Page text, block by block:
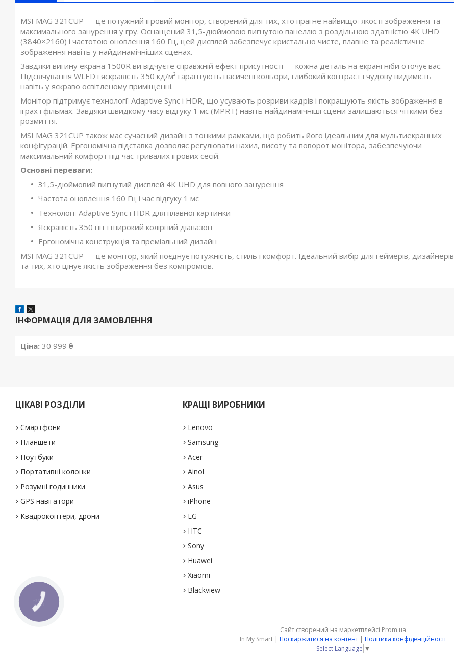
MSI MAG 321CUP — це потужний ігровий монітор, створений для тих, хто прагне найвищої якості зображення та
максимального занурення у гру. Оснащений 31,5-дюймовою вигнутою панеллю з роздільною здатністю 4K UHD
(3840×2160) і частотою оновлення 160 Гц, цей дисплей забезпечує кристально чисте, плавне та реалістичне
зображення навіть у найдинамічніших сценах.
Завдяки вигину екрана 1500R ви відчуєте справжній ефект присутності — кожна деталь на екрані ніби оточує вас.
Підсвічування WLED і яскравість 350 кд/м² гарантують насичені кольори, глибокий контраст і чудову видимість
навіть у яскраво освітленому приміщенні.
Монітор підтримує технології Adaptive Sync і HDR, що усувають розриви кадрів і покращують якість зображення в
іграх і фільмах. Завдяки швидкому часу відгуку 1 мс (MPRT) навіть найдинамічніші сцени залишаються чіткими без
розмиття.
MSI MAG 321CUP також має сучасний дизайн з тонкими рамками, що робить його ідеальним для мультиекранних
конфігурацій. Ергономічна підставка дозволяє регулювати нахил, висоту та поворот монітора, забезпечуючи
максимальний комфорт під час тривалих ігрових сесій.
Основні переваги:
31,5-дюймовий вигнутий дисплей 4K UHD для повного занурення
Частота оновлення 160 Гц і час відгуку 1 мс
Технології Adaptive Sync і HDR для плавної картинки
Яскравість 350 ніт і широкий колірний діапазон
Ергономічна конструкція та преміальний дизайн
MSI MAG 321CUP — це монітор, який поєднує потужність, стиль і комфорт. Ідеальний вибір для геймерів, дизайнерів
та тих, хто цінує якість зображення без компромісів.
ІНФОРМАЦІЯ ДЛЯ ЗАМОВЛЕННЯ
Ціна: 30 999 ₴
ЦІКАВІ РОЗДІЛИ
Смартфони
Планшети
Ноутбуки
Портативні колонки
Розумні годинники
GPS навігатори
Квадрокоптери, дрони
КРАЩІ ВИРОБНИКИ
Lenovo
Samsung
Acer
Ainol
Asus
iPhone
LG
HTC
Sony
Huawei
Xiaomi
Blackview
Сайт створений на маркетплейсі Prom.ua
In My Smart | Поскаржитися на контент | Політика конфіденційності
Select Language ▼
КНОПКА
ЗВ'ЯЗКУ